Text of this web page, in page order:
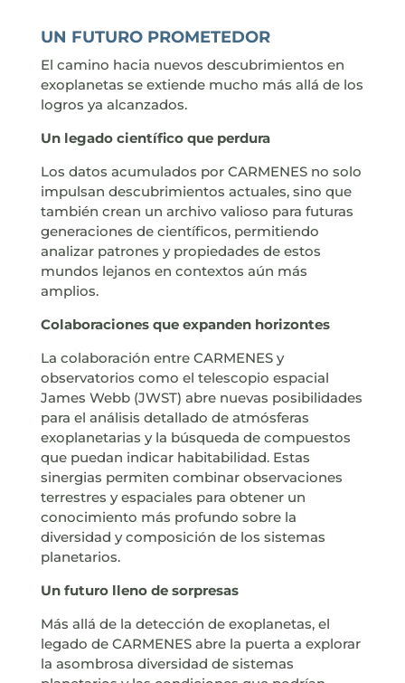
UN FUTURO PROMETEDOR
El camino hacia nuevos descubrimientos en
exoplanetas se extiende mucho más allá de los
logros ya alcanzados.
Un legado científico que perdura
Los datos acumulados por CARMENES no solo
impulsan descubrimientos actuales, sino que
también crean un archivo valioso para futuras
generaciones de científicos, permitiendo
analizar patrones y propiedades de estos
mundos lejanos en contextos aún más
amplios.
Colaboraciones que expanden horizontes
La colaboración entre CARMENES y
observatorios como el telescopio espacial
James Webb (JWST) abre nuevas posibilidades
para el análisis detallado de atmósferas
exoplanetarias y la búsqueda de compuestos
que puedan indicar habitabilidad. Estas
sinergias permiten combinar observaciones
terrestres y espaciales para obtener un
conocimiento más profundo sobre la
diversidad y composición de los sistemas
planetarios.
Un futuro lleno de sorpresas
Más allá de la detección de exoplanetas, el
legado de CARMENES abre la puerta a explorar
la asombrosa diversidad de sistemas